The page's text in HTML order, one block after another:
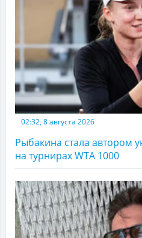
02:32, 8 августа 2026
Рыбакина стала автором
на турнирах WTA 1000